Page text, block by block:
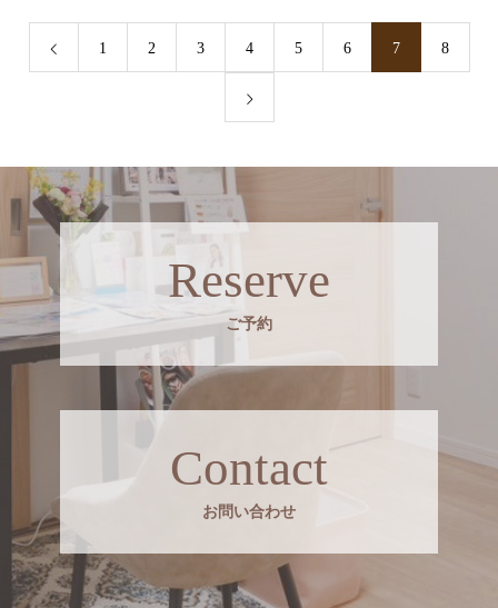
1 2 3 4 5 6 7 8
Reserve
ご予約
Contact
お問い合わせ